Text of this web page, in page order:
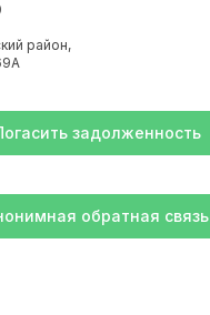
район,
задолженность
обратная связь